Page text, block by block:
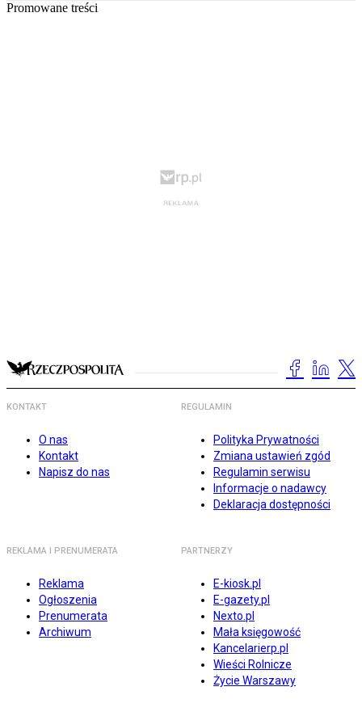
Promowane treści
KONTAKT
O nas
Kontakt
Napisz do nas
REGULAMIN
Polityka Prywatności
Zmiana ustawień zgód
Regulamin serwisu
Informacje o nadawcy
Deklaracja dostępności
REKLAMA I PRENUMERATA
Reklama
Ogłoszenia
Prenumerata
Archiwum
PARTNERZY
E-kiosk.pl
E-gazety.pl
Nexto.pl
Mała księgowość
Kancelarierp.pl
Wieści Rolnicze
Życie Warszawy